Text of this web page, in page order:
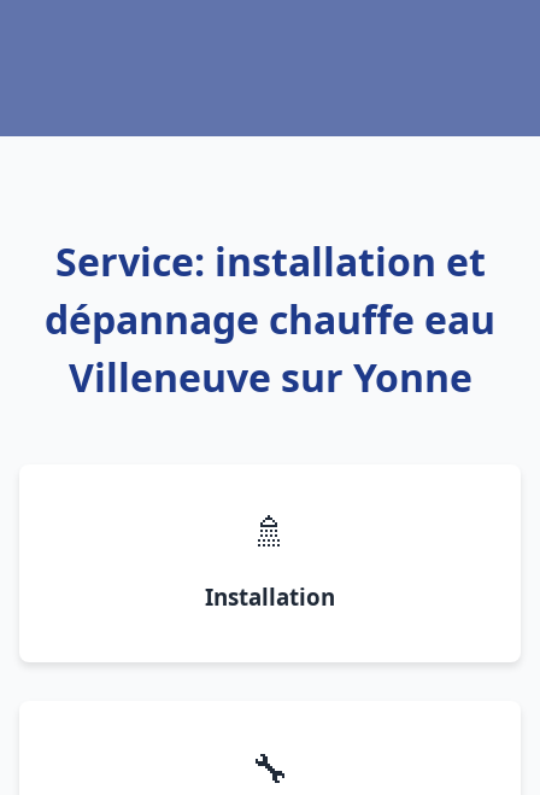
Service: installation et
dépannage chauffe eau
Villeneuve sur Yonne
🚿
Installation
🔧